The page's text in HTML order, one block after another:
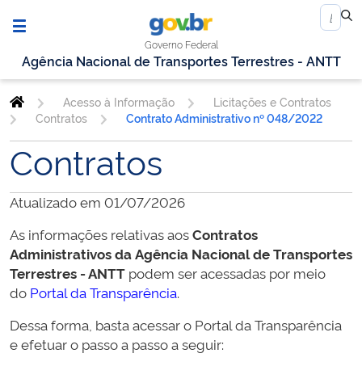
Governo Federal
Agência Nacional de Transportes Terrestres - ANTT
Acesso à Informação
Licitações e Contratos
Contratos
Contrato Administrativo nº 048/2022
Contratos
Atualizado em 01/07/2026
As informações relativas aosContratos
Administrativos daAgência Nacional de Transportes
Terrestres - ANTT podem ser acessadas por meio
do Portal da Transparência.
Dessa forma, basta acessar o Portal da Transparência
e efetuar o passo a passo a seguir: